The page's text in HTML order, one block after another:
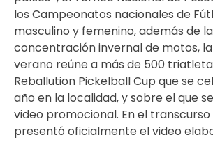
los Campeonatos nacionales de
masculino y femenino, además de
concentración invernal de motos,
verano reúne a más de 500
Reballution Pickelball Cup que se
año en la localidad, y sobre el que
video promocional. En el
presentó oficialmente el video